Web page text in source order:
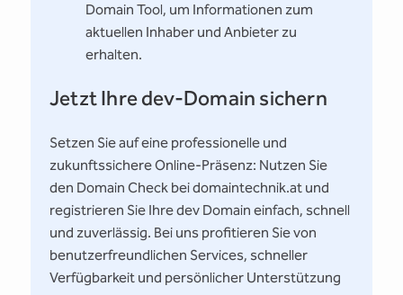
Domain Tool, um Informationen zum
aktuellen Inhaber und Anbieter zu
erhalten.
Jetzt Ihre dev-Domain sichern
Setzen Sie auf eine professionelle und
zukunftssichere Online-Präsenz: Nutzen Sie
den Domain Check bei domaintechnik.at und
registrieren Sie Ihre dev Domain einfach, schnell
und zuverlässig. Bei uns profitieren Sie von
benutzerfreundlichen Services, schneller
Verfügbarkeit und persönlicher Unterstützung